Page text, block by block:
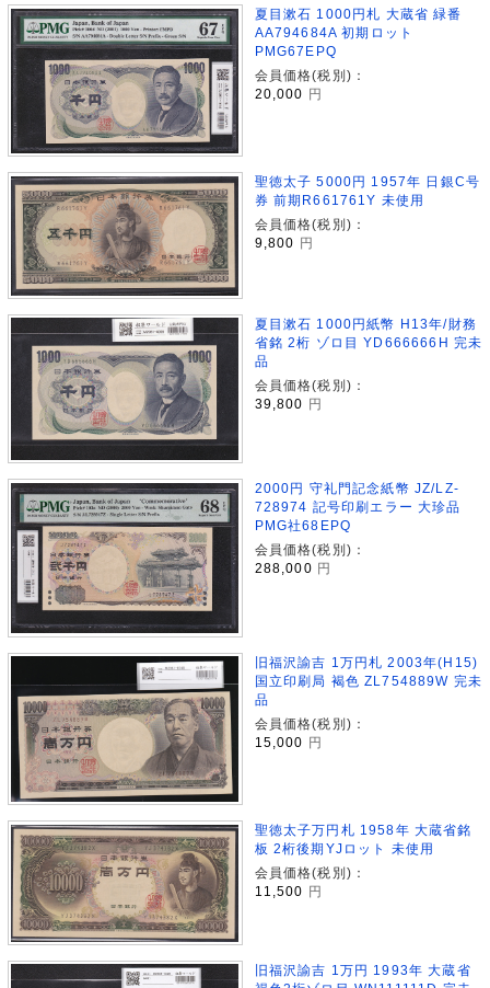
夏目漱石 1000円札 大蔵省 緑番
AA794684A 初期ロット
PMG67EPQ
会員価格(税別)：
20,000
円
聖徳太子 5000円 1957年 日銀C号
券 前期R661761Y 未使用
会員価格(税別)：
9,800
円
夏目漱石 1000円紙幣 H13年/財務
省銘 2桁 ゾロ目 YD666666H 完未
品
会員価格(税別)：
39,800 円
2000円 守礼門記念紙幣 JZ/LZ-
728974 記号印刷エラー 大珍品
PMG社68EPQ
会員価格(税別)：
288,000 円
旧福沢諭吉 1万円札 2003年(H15)
国立印刷局 褐色 ZL754889W 完未
品
会員価格(税別)：
15,000 円
聖徳太子万円札 1958年 大蔵省銘
板 2桁後期YJロット 未使用
会員価格(税別)：
11,500
円
旧福沢諭吉 1万円 1993年 大蔵省